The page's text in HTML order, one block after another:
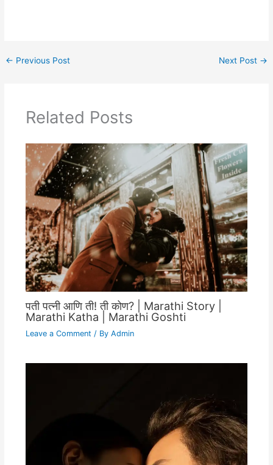
← Previous Post Next Post →
Related Posts
पती पत्नी आणि ती! ती कोण? | Marathi Story |
Marathi Katha | Marathi Goshti
Leave a Comment / By Admin